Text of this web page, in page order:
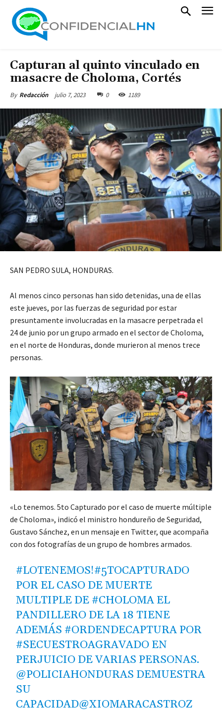
Capturan al quinto vinculado en
masacre de Choloma, Cortés
By Redacción julio 7, 2023 0 1189
SAN PEDRO SULA, HONDURAS.
Al menos cinco personas han sido detenidas, una de ellas
este jueves, por las fuerzas de seguridad por estar
presuntamente involucradas en la masacre perpetrada el
24 de junio por un grupo armado en el sector de Choloma,
en el norte de Honduras, donde murieron al menos trece
personas.
«Lo tenemos. 5to Capturado por el caso de muerte múltiple
de Choloma», indicó el ministro hondureño de Seguridad,
Gustavo Sánchez, en un mensaje en Twitter, que acompaña
con dos fotografías de un grupo de hombres armados.
#LOTENEMOS!#5TOCAPTURADO
POR EL CASO DE MUERTE
MULTIPLE DE #CHOLOMA EL
PANDILLERO DE LA 18 TIENE
ADEMÁS #ORDENDECAPTURA POR
#SECUESTROAGRAVADO EN
PERJUICIO DE VARIAS PERSONAS.
@POLICIAHONDURAS DEMUESTRA
SU
CAPACIDAD@XIOMARACASTROZ